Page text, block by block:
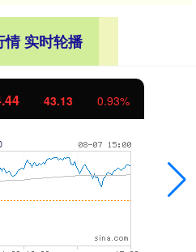
情 实时轮播
43.13 0.93%